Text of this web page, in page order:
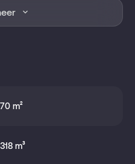
deuren naar een
met een eenvoudige
(5m²) met inloopdouche,
(7 m²) voorzien van
(Intergas, bj. 2024);
70 m²
318 m³